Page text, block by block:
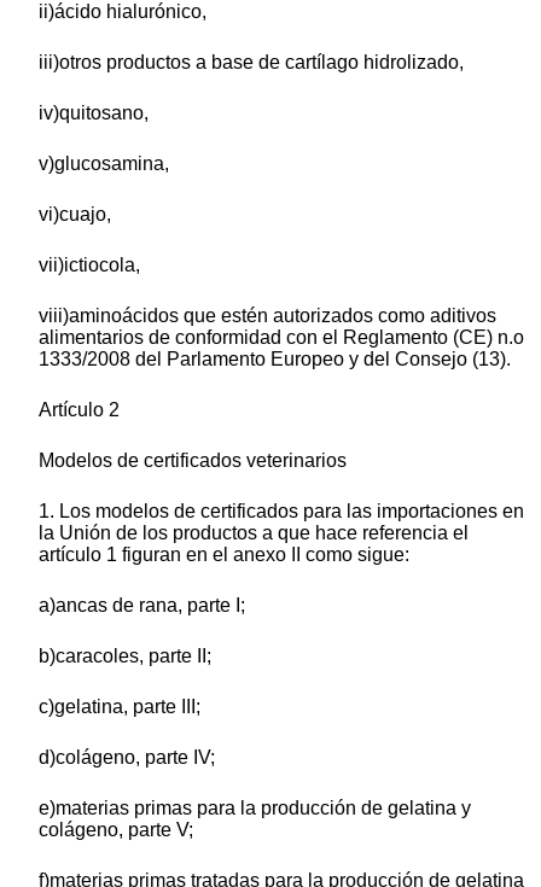
ii)ácido hialurónico,
iii)otros productos a base de cartílago hidrolizado,
iv)quitosano,
v)glucosamina,
vi)cuajo,
vii)ictiocola,
viii)aminoácidos que estén autorizados como aditivos
alimentarios de conformidad con el Reglamento (CE) n.o
1333/2008 del Parlamento Europeo y del Consejo (13).
Artículo 2
Modelos de certificados veterinarios
1. Los modelos de certificados para las importaciones en
la Unión de los productos a que hace referencia el
artículo 1 figuran en el anexo II como sigue:
a)ancas de rana, parte I;
b)caracoles, parte II;
c)gelatina, parte III;
d)colágeno, parte IV;
e)materias primas para la producción de gelatina y
colágeno, parte V;
f)materias primas tratadas para la producción de gelatina